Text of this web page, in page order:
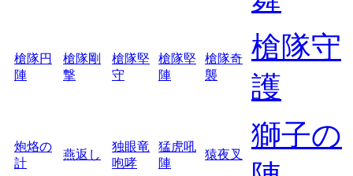
槍隊円
陣
槍隊剛
撃
槍隊堅
守
槍隊堅
陣
槍隊奇
襲
槍隊守
護
炮烙の
計
燕返し
独眼竜
咆哮
猛虎吼
陣
猿夜叉
獅子の